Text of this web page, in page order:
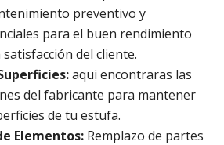
preventivo y
para el buen rendimiento
del cliente.
aqui encontraras las
del fabricante para mantener
de tu estufa.
Elementos: Remplazo de partes